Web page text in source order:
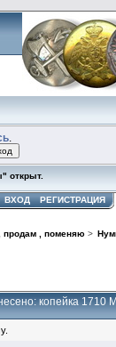
открыт.
ВХОД РЕГИСТРАЦИЯ
продам , поменяю>
копейка 1710